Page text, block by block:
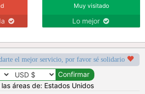
Muy visitado
Lo mejor
el mejor servicio, por favor sé solidario
áreas de: Estados Unidos